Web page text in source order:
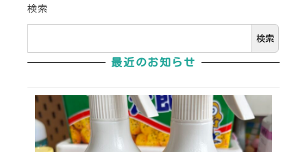
検索
検索
最近のお知らせ